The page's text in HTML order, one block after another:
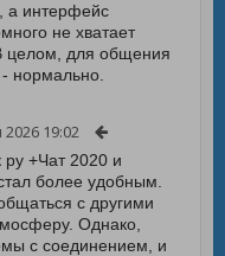
а интерфейс
не хватает
целом, для общения
нормально.
19:02
+Чат 2020 и
более удобным.
с другими
Однако,
с соединением, и